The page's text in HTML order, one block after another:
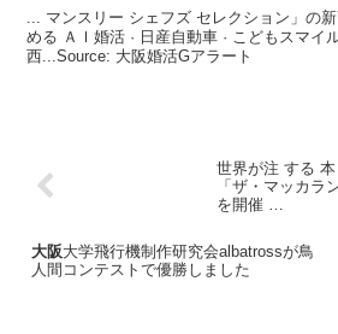
... マンスリー シェフズ セレクション」の
める ＡＩ婚活 · 日産自動車 · こどもスマイ
西...Source: 大阪婚活Gアラート
世界が注 する 本 バーテンダーによる
「ザ・マッカラ
を開催 …
大阪大学飛行機制作研究会albatrossが鳥
人間コンテストで優勝しました